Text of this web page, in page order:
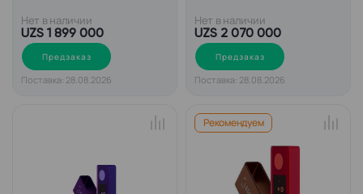
Нет в наличии
UZS 1 899 000
Предзаказ
Поставка: 28.08.2026
Нет в наличии
UZS 2 070 000
Предзаказ
Поставка: 28.08.2026
Рекомендуем